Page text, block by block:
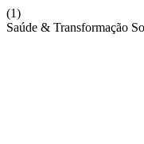
(1)
Saúde & Transformação